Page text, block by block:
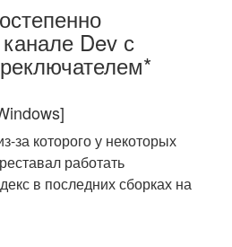
Dev с
за которого у некоторых
работать
в последних сборках на